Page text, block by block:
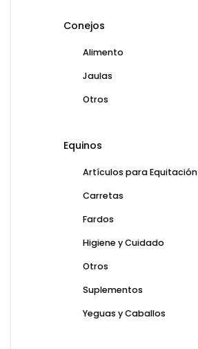
Conejos
Alimento
Jaulas
Otros
Equinos
Artículos para Equitación
Carretas
Fardos
Higiene y Cuidado
Otros
Suplementos
Yeguas y Caballos